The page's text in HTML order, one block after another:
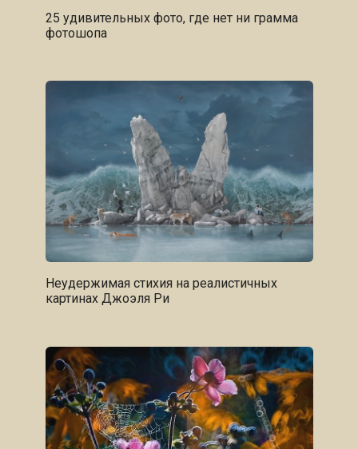
25 удивительных фото, где нет ни грамма
фотошопа
Неудержимая стихия на реалистичных
картинах Джоэля Ри